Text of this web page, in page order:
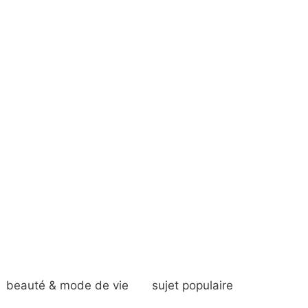
beauté & mode de vie sujet populaire